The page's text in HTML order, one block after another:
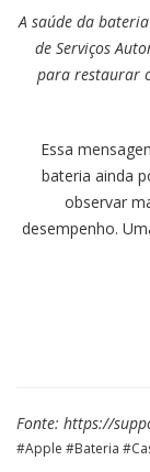
A saúde da
de Serviços
para restaurar
Essa
bateria ainda
observar
desempenho.
Fonte: https://
Apple Bateria